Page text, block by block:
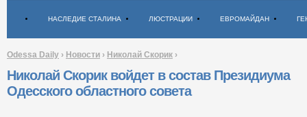
НАСЛЕДИЕ СТАЛИНА ЛЮСТРАЦИИ ЕВРОМАЙДАН
Odessa Daily › Новости › Николай Скорик ›
Николай Скорик войдет в состав Президиума
Одесского областного совета